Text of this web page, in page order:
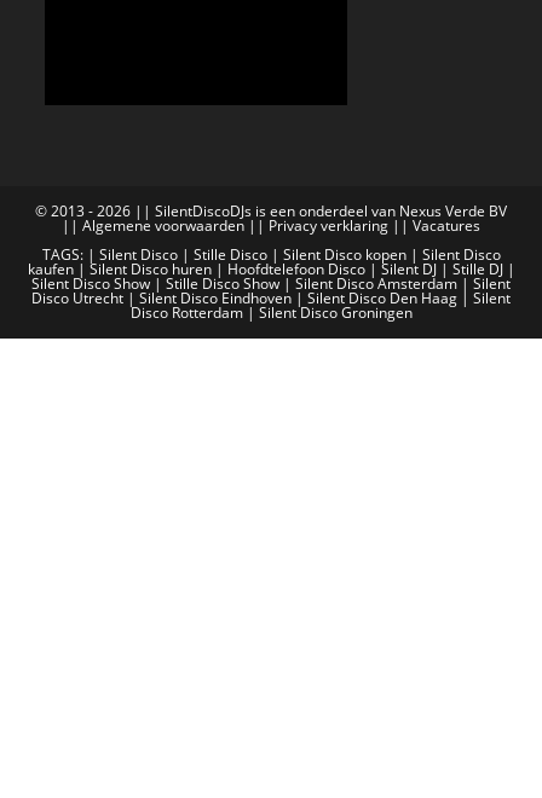
© 2013 - 2026 || SilentDiscoDJs is een onderdeel van Nexus Verde BV
|| Algemene voorwaarden || Privacy verklaring || Vacatures
TAGS: | Silent Disco| Stille Disco | Silent Disco kopen | Silent Disco
kaufen | Silent Disco huren| Hoofdtelefoon Disco | Silent DJ | Stille DJ |
Silent Disco Show | Stille Disco Show | Silent Disco Amsterdam | Silent
Disco Utrecht | Silent Disco Eindhoven | Silent Disco Den Haag Silent
Disco Rotterdam | Silent Disco Groningen